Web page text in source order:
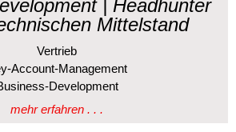
| Headhunter
Mittelstand
Vertrieb
Account-Management
Development
mehr erfahren . . .